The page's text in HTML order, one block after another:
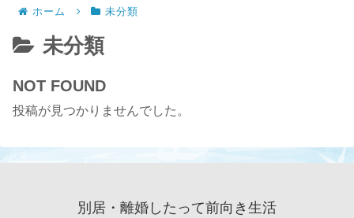
ホーム 未分類
未分類
NOT FOUND
投稿が見つかりませんでした。
別居・離婚したって前向き生活